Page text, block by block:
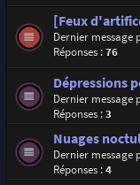
[Feux
Dernier message
Réponses :76
Dépressions
Dernier message
Réponses :3
Nuages
Dernier message
Réponses :4